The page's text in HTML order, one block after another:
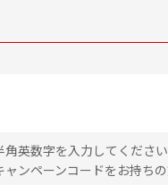
英数字を入力してください
ンペーンコードをお持ちの